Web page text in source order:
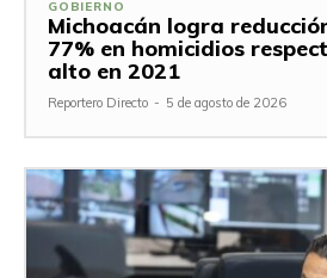
GOBIERNO
Michoacán logra
77% en homicidios
alto en 2021
Reportero Directo - 5 de agosto de 2026